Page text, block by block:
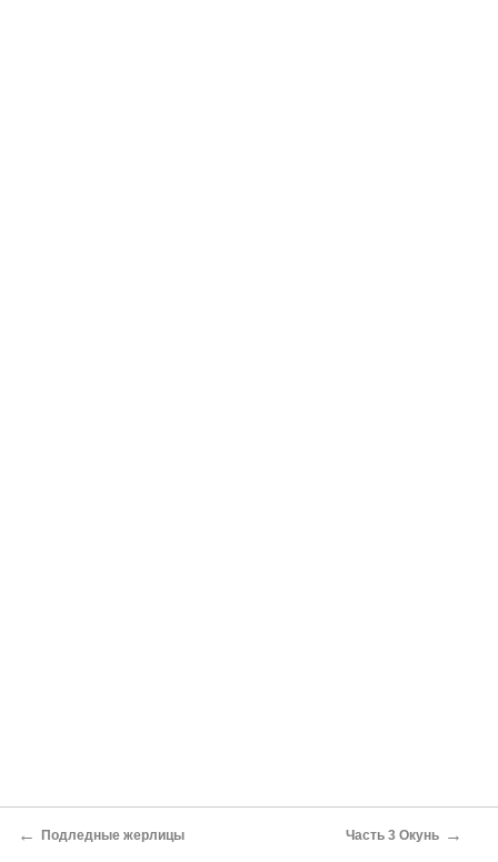
← Подледные жерлицы Часть 3 Окунь →